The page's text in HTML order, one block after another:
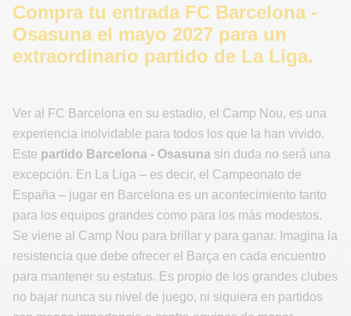
Compra tu entrada FC Barcelona -
Osasuna el mayo 2027 para un
extraordinario partido de La Liga.
Ver al FC Barcelona en su estadio, el Camp Nou, es una
experiencia inolvidable para todos los que la han vivido.
Este partido Barcelona - Osasuna sin duda no será una
excepción. En La Liga – es decir, el Campeonato de
España – jugar en Barcelona es un acontecimiento tanto
para los equipos grandes como para los más modestos.
Se viene al Camp Nou para brillar y para ganar. Imagina la
resistencia que debe ofrecer el Barça en cada encuentro
para mantener su estatus. Es propio de los grandes clubes
no bajar nunca su nivel de juego, ni siquiera en partidos